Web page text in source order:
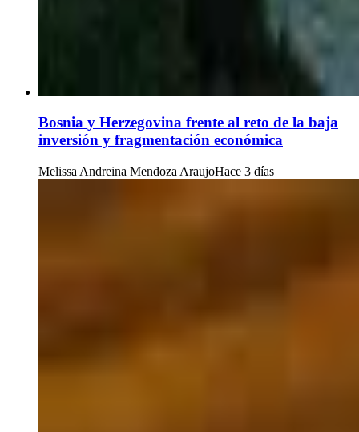
Bosnia y Herzegovina frente al reto de la baja
inversión y fragmentación económica
Melissa Andreina Mendoza AraujoHace 3 días